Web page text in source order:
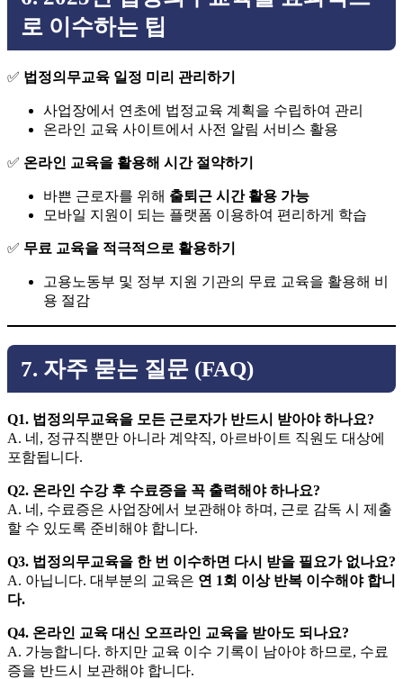
로 이수하는 팁
✅ 법정의무교육 일정 미리 관리하기
사업장에서 연초에 법정교육 계획을 수립하여 관리
온라인 교육 사이트에서 사전 알림 서비스 활용
✅ 온라인 교육을 활용해 시간 절약하기
바쁜 근로자를 위해 출퇴근 시간 활용 가능
모바일 지원이 되는 플랫폼 이용하여 편리하게 학습
✅ 무료 교육을 적극적으로 활용하기
고용노동부 및 정부 지원 기관의 무료 교육을 활용해 비
용 절감
7. 자주 묻는 질문 (FAQ)
Q1. 법정의무교육을 모든 근로자가 반드시 받아야 하나요?
A. 네, 정규직뿐만 아니라 계약직, 아르바이트 직원도 대상에
포함됩니다.
Q2. 온라인 수강 후 수료증을 꼭 출력해야 하나요?
A. 네, 수료증은 사업장에서 보관해야 하며, 근로 감독 시 제출
할 수 있도록 준비해야 합니다.
Q3. 법정의무교육을 한 번 이수하면 다시 받을 필요가 없나요?
A. 아닙니다. 대부분의 교육은 연 1회 이상 반복 이수해야 합니
다.
Q4. 온라인 교육 대신 오프라인 교육을 받아도 되나요?
A. 가능합니다. 하지만 교육 이수 기록이 남아야 하므로, 수료
증을 반드시 보관해야 합니다.